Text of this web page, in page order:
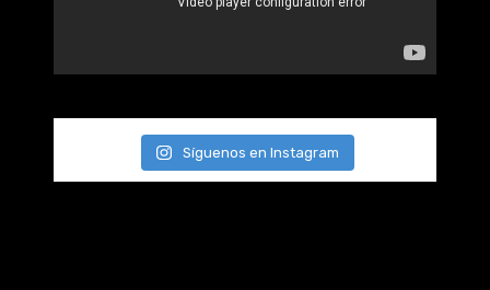
Síguenos en Instagram